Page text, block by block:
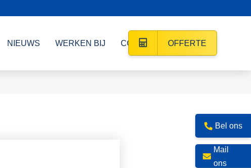
NIEUWS WERKEN BIJ CONTACT OFFERTE
Bel ons
Mail
ons